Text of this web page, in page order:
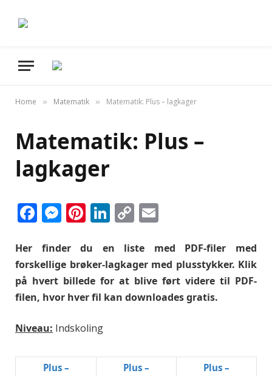
Home » Matematik » Matematik: Plus – lagkager
Matematik: Plus –
lagkager
Facebook
Messenger
Pinterest
LinkedIn
Copy
Her finder du en liste med PDF-filer med
forskellige brøker-lagkager med plusstykker. Klik
på hvert billede for at blive ført videre til PDF-
filen, hvor hver fil kan downloades gratis.
Niveau: Indskoling
Plus –
Plus –
Plus –